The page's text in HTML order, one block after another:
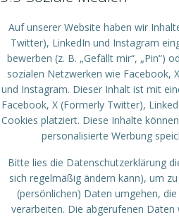
Auf unserer Website haben wir
Twitter), LinkedIn und Instagram
bewerben (z. B. „Gefällt mir“, „Pin“)
sozialen Netzwerken wie Facebook,
und Instagram. Dieser Inhalt ist mit
Facebook, X (Formerly Twitter),
Cookies platziert. Diese Inhalte
personalisierte Werbung
Bitte lies die Datenschutzerklärung
sich regelmäßig ändern kann), um
(persönlichen) Daten umgehen,
verarbeiten. Die abgerufenen